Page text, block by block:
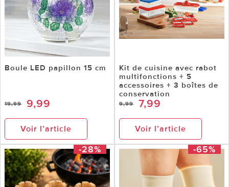
Boule LED papillon 15 cm
19,99 9,99
Voir l’article
Kit de cuisine avec rabot
multifonctions + 5
accessoires + 3 boîtes de
conservation
9,99 7,99
Voir l’article
-28% -65%